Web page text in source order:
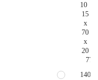
10
15
x
70
x
20
140